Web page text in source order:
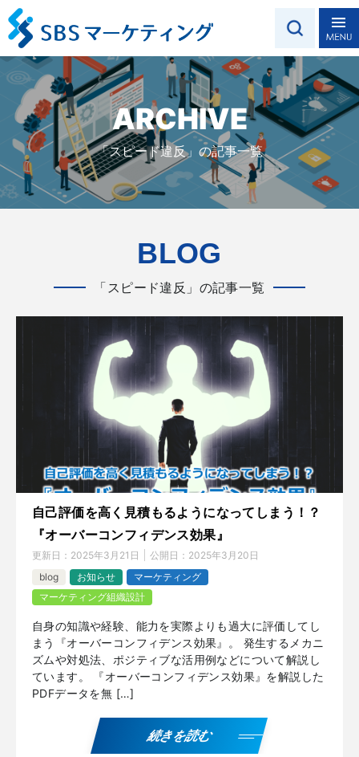
ARCHIVE
「スピード違反」の記事一覧
BLOG
「スピード違反」の記事一覧
自己評価を高く見積もるようになってしまう！？
『オーバーコンフィデンス効果』
更新日： 2025年3月21日 公開日： 2025年3月20日
blog
お知らせ
マーケティング
マーケティング組織設計
自身の知識や経験、能力を実際よりも過大に評価してし
まう『オーバーコンフィデンス効果』。 発生するメカニ
ズムや対処法、ポジティブな活用例などについて解説し
ています。 『オーバーコンフィデンス効果』を解説した
PDFデータを無 […]
続きを読む